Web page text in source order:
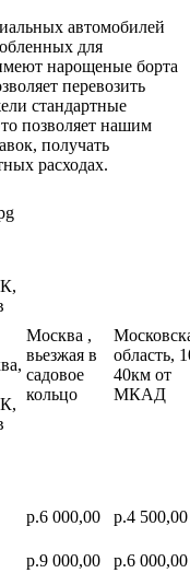
автомобилей
для
нарощеные борта
перевозить
стандартные
позволяет нашим
получать
расходах.
Москва ,
вьезжая в
садовое
кольцо
область,
40км от
МКАД
р.6 000,00
р.4 500,00
р.9 000,00 р.6 000,00